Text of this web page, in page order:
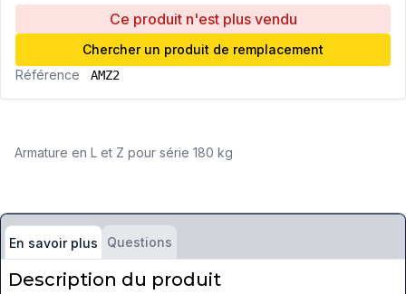
Ce produit n'est plus vendu
Chercher un produit de remplacement
Référence
AMZ2
Armature en L et Z pour série 180 kg
En savoir plus Questions
Description du produit